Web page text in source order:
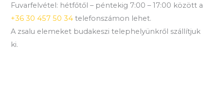
Fuvarfelvétel: hétfőtől – péntekig 7:00 – 17:00 között a
+36 30 457 50 34 telefonszámon lehet.
A zsalu elemeket budakeszi telephelyünkről szállítjuk
ki.